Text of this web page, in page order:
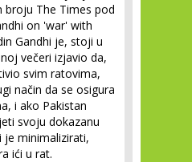
broju The Times pod
on 'war' with
Gandhi je, stoji u
večeri izjavio da,
svim ratovima,
način da se osigura
i ako Pakistan
svoju dokazanu
je minimalizirati,
ići u rat.